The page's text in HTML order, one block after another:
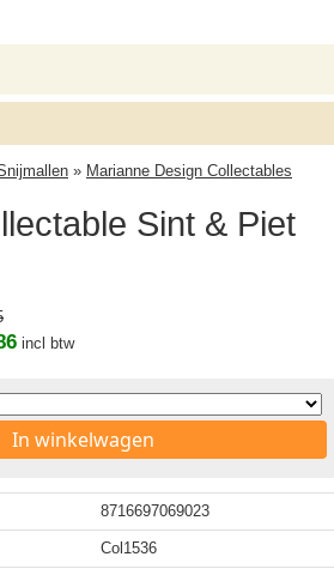
» Marianne Design Collectables
Sint & Piet
incl btw
In winkelwagen
8716697069023
Col1536